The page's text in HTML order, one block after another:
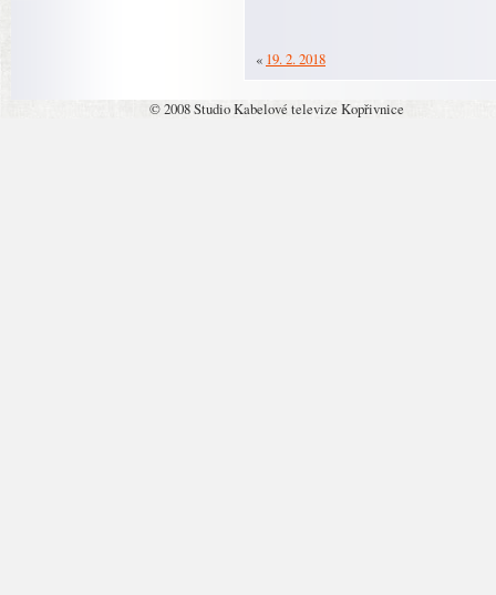
« 19. 2. 2018
© 2008 Studio Kabelové televize Kopřivnice